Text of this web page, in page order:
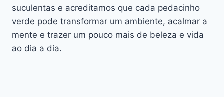
suculentas e acreditamos que cada pedacinho
verde pode transformar um ambiente, acalmar a
mente e trazer um pouco mais de beleza e vida
ao dia a dia.